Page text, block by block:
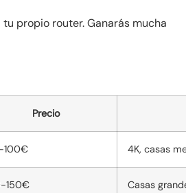
propio router. Ganarás mucha
Precio
100€ 4K, casas
150€ Casas